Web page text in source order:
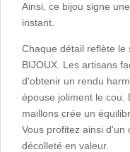
Ainsi, ce bijou signe
instant.
Chaque détail reflète le
BIJOUX. Les artisans
d'obtenir un rendu
épouse joliment le cou.
maillons crée un
Vous profitez ainsi d'un
décolleté en valeur.